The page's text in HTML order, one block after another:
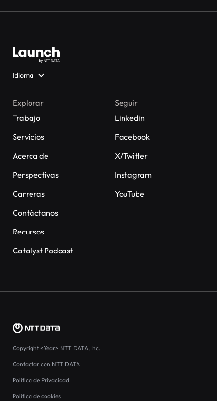
Idioma
Explorar
Trabajo
Servicios
Acerca de
Perspectivas
Carreras
Contáctanos
Recursos
Catalyst Podcast
Seguir
Linkedin
Facebook
X/Twitter
Instagram
YouTube
Copyright <Year> NTT DATA, Inc.
Contactar con NTT DATA
Política de Privacidad
Política de cookies